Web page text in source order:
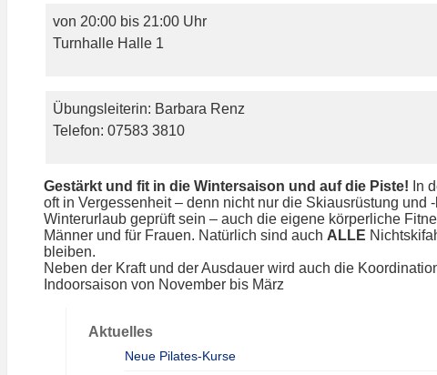
von 20:00 bis 21:00 Uhr
Turnhalle Halle 1
Übungsleiterin: Barbara Renz
Telefon: 07583 3810
Gestärkt und fit in die Wintersaison und auf die Piste! In
oft in Vergessenheit – denn nicht nur die Skiausrüstung und
Winterurlaub geprüft sein – auch die eigene körperliche
Männer und für Frauen. Natürlich sind auch ALLE
bleiben.
Neben der Kraft und der Ausdauer wird auch die
Indoorsaison von November bis März
Aktuelles
Neue Pilates-Kurse